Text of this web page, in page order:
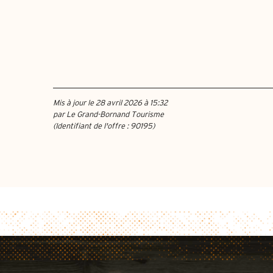
Mis à jour le 28 avril 2026 à 15:32
par Le Grand-Bornand Tourisme
(Identifiant de l'offre : 90195)